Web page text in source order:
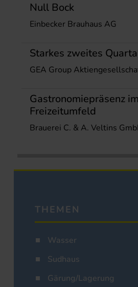
Null Bock
Einbecker Brauhaus AG
Starkes zweites
GEA Group
Gastronomiepräsenz im
Freizeitumfeld
Brauerei C. & A. Veltins
THEMEN
Wasser
Sudhaus
Gärung/Lagerung